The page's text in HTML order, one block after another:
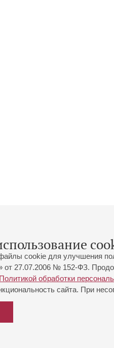
cookie для улучшения
от 27.07.2006 № 152-ФЗ.
Политикой обработки
сайта. При